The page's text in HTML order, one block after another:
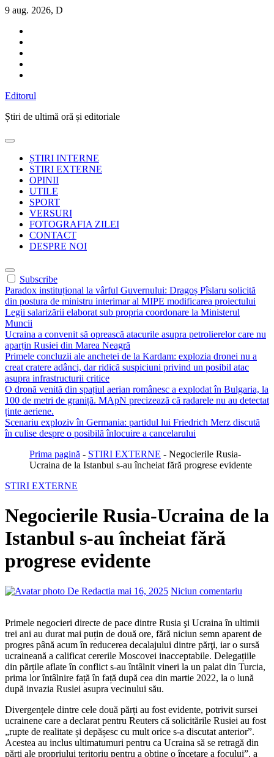
Sari
conținut
9 aug. 2026, D
Editorul
Știri de ultimă oră și editoriale
ȘTIRI INTERNE
STIRI EXTERNE
OPINII
UTILE
SPORT
VERSURI
FOTOGRAFIA ZILEI
CONTACT
DESPRE NOI
Subscribe
Paradox instituțional la vârful Guvernului: Dragoș Pîslaru solicită
din postura de ministru interimar al MIPE modificarea proiectului
Legii salarizării elaborat sub propria coordonare la Ministerul
Muncii
Ucraina a convenit să oprească atacurile asupra petrolierelor care nu
aparțin Rusiei din Marea Neagră
Primele concluzii ale anchetei de la Kardam: explozia dronei nu a
creat cratere adânci, dar ridică suspiciuni privind un posibil atac
asupra infrastructurii critice
O dronă venită din spațiul aerian românesc a explodat în Bulgaria, la
100 de metri de graniță. MApN precizează că radarele nu au detectat
ținte aeriene.
Scenariu exploziv în Germania: partidul lui Friedrich Merz discută
în culise despre o posibilă înlocuire a cancelarului
Prima pagină - STIRI EXTERNE - Negocierile Rusia-
Ucraina de la Istanbul s-au încheiat fără progrese evidente
STIRI EXTERNE
Negocierile Rusia-Ucraina de la
Istanbul s-au încheiat fără
progrese evidente
De Redactia mai 16, 2025 Niciun comentariu
Primele negocieri directe de pace dintre Rusia şi Ucraina în ultimii
trei ani au durat mai puțin de două ore, fără niciun semn aparent de
progres până acum în reducerea decalajului dintre părţi, iar o sursă
ucraineană a calificat cererile Moscovei inacceptabile. Delegațiile
din părțile aflate în conflict s-au întâlnit vineri la un palat din Turcia,
prima lor întâlnire față în față după cea din martie 2022, la o lună
după invazia Rusiei asupra vecinului său.
Divergențele dintre cele două părți au fost evidente, potrivit sursei
ucrainene care a declarat pentru Reuters că solicitările Rusiei au fost
„rupte de realitate și depășesc cu mult orice s-a discutat anterior”.
Acestea au inclus ultimatumuri pentru ca Ucraina să se retragă din
părți ale propriului teritoriu pentru a obține o încetare a focului”, a